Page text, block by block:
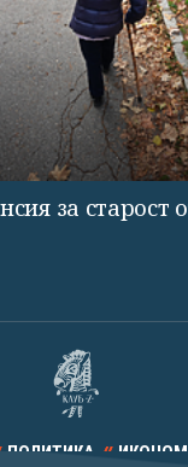
за старост
ПОЛИТИКА